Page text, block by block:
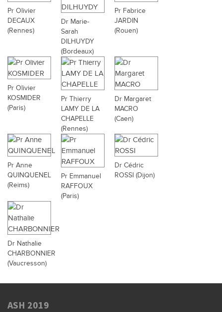
Pr Olivier
DECAUX
(Rennes)
Dr Marie-
Sarah
DILHUYDY
(Bordeaux)
Pr Fabrice
JARDIN
(Rouen)
Pr Olivier
KOSMIDER
(Paris)
Pr Thierry
LAMY DE LA
CHAPELLE
(Rennes)
Dr Margaret
MACRO
(Caen)
Pr Anne
QUINQUENEL
(Reims)
Pr Emmanuel
RAFFOUX
(Paris)
Dr Cédric
ROSSI (Dijon)
Dr Nathalie
CHARBONNIER
(Vaucresson)
ASH 2019